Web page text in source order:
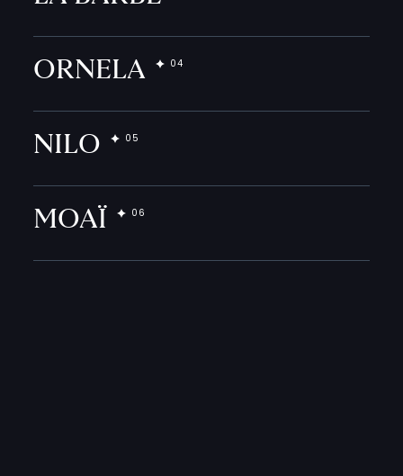
ORNELA
NILO
MOAÏ